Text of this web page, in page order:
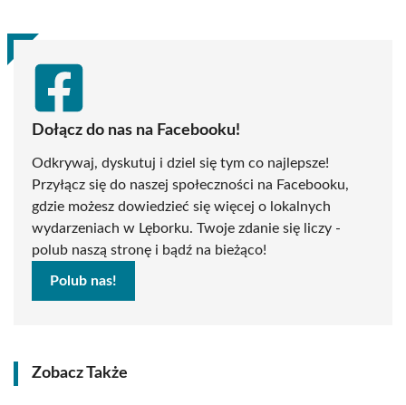
Dołącz do nas na Facebooku!
Odkrywaj, dyskutuj i dziel się tym co najlepsze!
Przyłącz się do naszej społeczności na Facebooku,
gdzie możesz dowiedzieć się więcej o lokalnych
wydarzeniach w Lęborku. Twoje zdanie się liczy -
polub naszą stronę i bądź na bieżąco!
Polub nas!
Zobacz Także